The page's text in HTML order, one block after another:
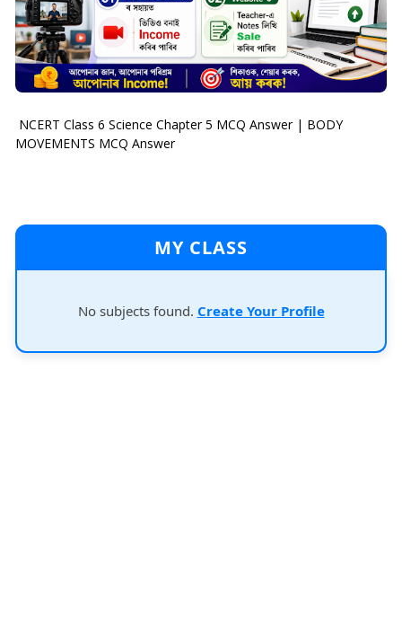
NCERT Class 6 Science Chapter 5 MCQ Answer | BODY
MOVEMENTS MCQ Answer
MY CLASS
No subjects found. Create Your Profile